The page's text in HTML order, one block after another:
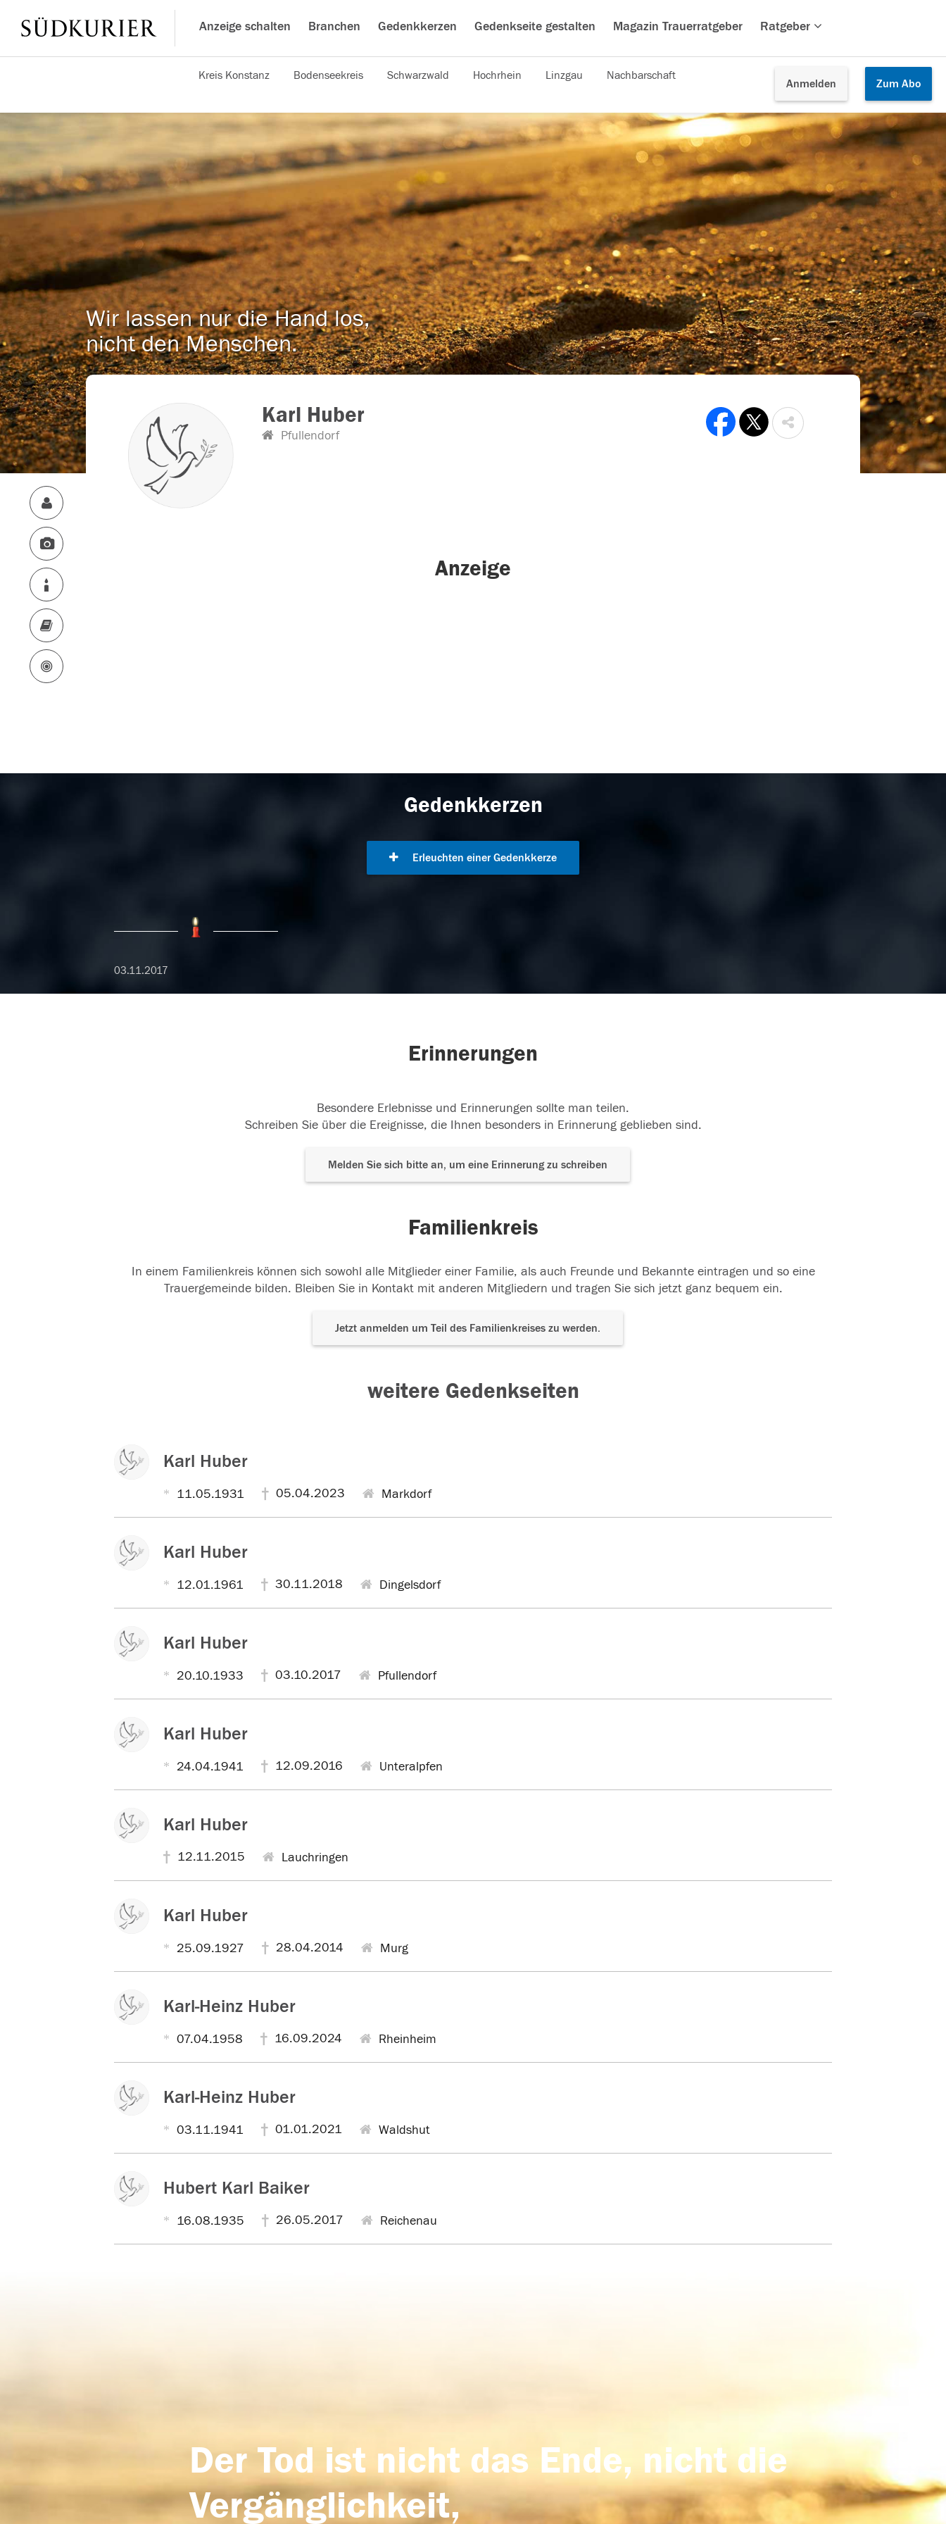
Anzeige schalten Branchen Gedenkkerzen Gedenkseite gestalten Magazin Trauerratgeber Ratgeber
Anmelden Zum Abo
Kreis Konstanz Bodenseekreis Schwarzwald Hochrhein Linzgau Nachbarschaft
Wir lassen nur die Hand los,
nicht den Menschen.
Karl Huber
Pfullendorf
Anzeige
Gedenkkerzen
Erleuchten einer Gedenkkerze
03.11.2017
Erinnerungen
Besondere Erlebnisse und Erinnerungen sollte man teilen.
Schreiben Sie über die Ereignisse, die Ihnen besonders in Erinnerung geblieben sind.
Melden Sie sich bitte an, um eine Erinnerung zu schreiben
Familienkreis
In einem Familienkreis können sich sowohl alle Mitglieder einer Familie, als auch Freunde und Bekannte eintragen und so eine
Trauergemeinde bilden. Bleiben Sie in Kontakt mit anderen Mitgliedern und tragen Sie sich jetzt ganz bequem ein.
Jetzt anmelden um Teil des Familienkreises zu werden.
weitere Gedenkseiten
Karl Huber
11.05.1931 05.04.2023 Markdorf
Karl Huber
12.01.1961 30.11.2018 Dingelsdorf
Karl Huber
20.10.1933 03.10.2017 Pfullendorf
Karl Huber
24.04.1941 12.09.2016 Unteralpfen
Karl Huber
12.11.2015 Lauchringen
Karl Huber
25.09.1927 28.04.2014 Murg
Karl-Heinz Huber
07.04.1958 16.09.2024 Rheinheim
Karl-Heinz Huber
03.11.1941 01.01.2021 Waldshut
Hubert Karl Baiker
16.08.1935 26.05.2017 Reichenau
Der Tod ist nicht das Ende, nicht die
Vergänglichkeit,